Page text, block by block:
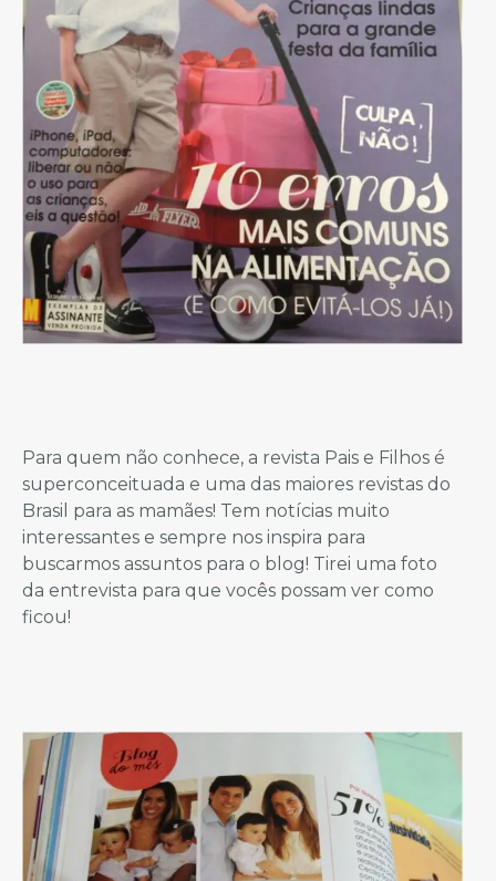
Para quem não conhece, a revista Pais e Filhos é
superconceituada e uma das maiores revistas do
Brasil para as mamães! Tem notícias muito
interessantes e sempre nos inspira para
buscarmos assuntos para o blog! Tirei uma foto
da entrevista para que vocês possam ver como
ficou!